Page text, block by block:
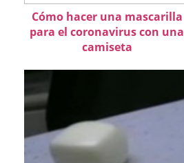
Cómo hacer una mascarilla
para el coronavirus con una
camiseta